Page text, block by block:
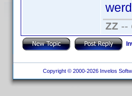
ZZ --
Copyright © 2000-2026 Invelos